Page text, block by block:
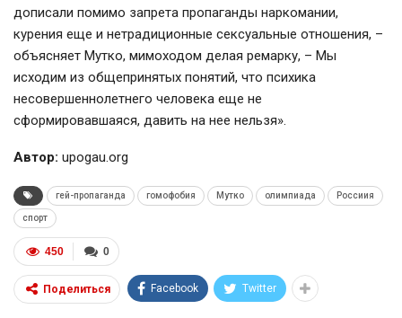
дописали помимо запрета пропаганды наркомании,
курения еще и нетрадиционные сексуальные отношения, –
объясняет Мутко, мимоходом делая ремарку, – Мы
исходим из общепринятых понятий, что психика
несовершеннолетнего человека еще не
сформировавшаяся, давить на нее нельзя».
Автор: upogau.org
гей-пропаганда гомофобия Мутко олимпиада Россиия
спорт
0
450
Поделиться Facebook Twitter